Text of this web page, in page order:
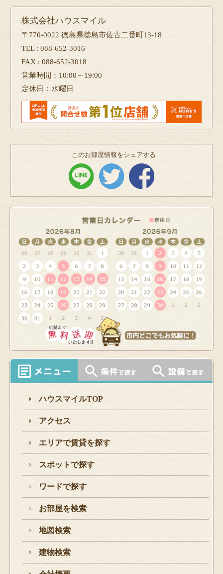
株式会社ハウスマイル
〒770-0022 徳島県徳島市佐古二番町13-18
TEL : 088-652-3016
FAX : 088-652-3018
営業時間：10:00～19:00
定休日：水曜日
このお部屋情報をシェアする
ハウスマイルTOP
アクセス
エリアで賃貸を探す
スポットで探す
ワードで探す
お部屋を検索
地図検索
建物検索